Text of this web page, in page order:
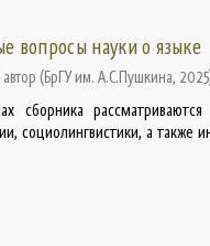
вопросы науки о языке
(БрГУ им. А.С.Пушкина, 2025
сборника
социолингвистики, а